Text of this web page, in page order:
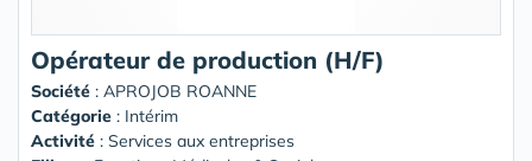
Opérateur de production (H/F)
Société : APROJOB ROANNE
Catégorie : Intérim
Activité : Services aux entreprises